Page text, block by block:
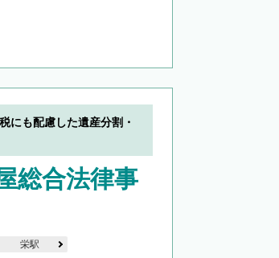
にも配慮した遺産分割・
総合法律事
栄駅